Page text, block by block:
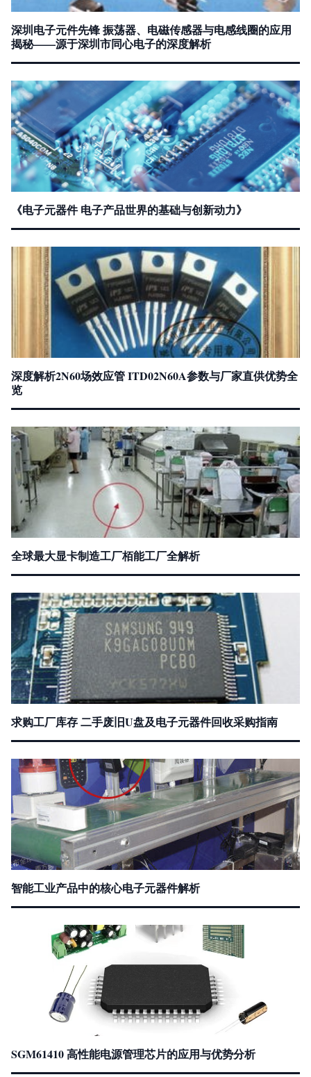
深圳电子元件先锋 振荡器、电磁传感器与电感线圈的应用
揭秘——源于深圳市同心电子的深度解析
《电子元器件 电子产品世界的基础与创新动力》
深度解析2N60场效应管 ITD02N60A参数与厂家直供优势全
览
全球最大显卡制造工厂栢能工厂全解析
求购工厂库存 二手废旧U盘及电子元器件回收采购指南
智能工业产品中的核心电子元器件解析
SGM61410 高性能电源管理芯片的应用与优势分析